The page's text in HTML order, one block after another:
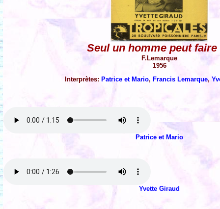
Seul un homme peut faire
F.Lemarque
1956
Interprètes: Patrice et Mario, Francis Lemarque,
Patrice et Mario
Yvette Giraud